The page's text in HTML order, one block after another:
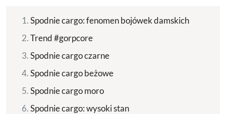
Spodnie cargo: fenomen bojówek damskich
Trend #gorpcore
Spodnie cargo czarne
Spodnie cargo beżowe
Spodnie cargo moro
Spodnie cargo: wysoki stan